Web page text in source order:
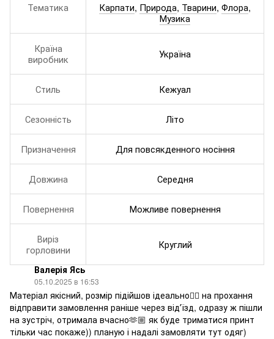
Тематика Карпати, Природа, Тварини, Флора,
Музика
Країна
виробник
Україна
Стиль Кежуал
Сезонність Літо
Призначення Для повсякденного носіння
Довжина Середня
Повернення Можливе повернення
Виріз
горловини
Круглий
Валерія Ясь
05.10.2025 в 16:53
Матеріал якісний, розмір підійшов ідеально👍🏼 на прохання
відправити замовлення раніше через відʼїзд, одразу ж пішли
на зустріч, отримала вчасно🫶🏼 як буде триматися принт
тільки час покаже)) планую і надалі замовляти тут одяг)